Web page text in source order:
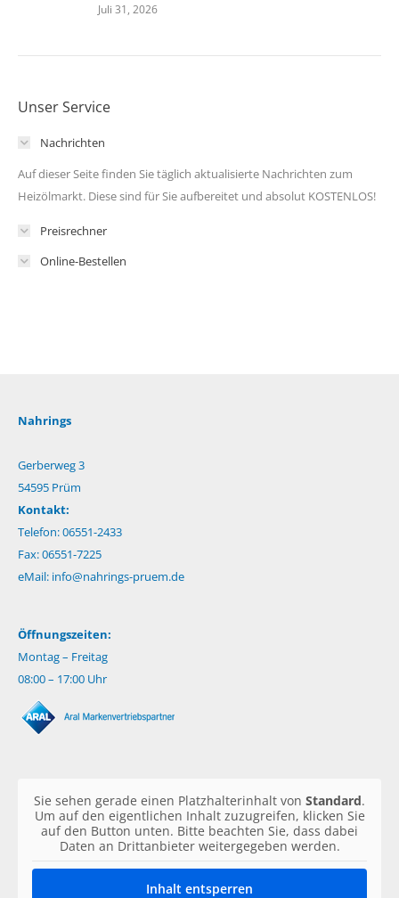
Juli 31, 2026
Unser Service
Nachrichten
Auf dieser Seite finden Sie täglich aktualisierte Nachrichten zum
Heizölmarkt. Diese sind für Sie aufbereitet und absolut KOSTENLOS!
Preisrechner
Online-Bestellen
Nahrings
Gerberweg 3
54595 Prüm
Kontakt:
Telefon: 06551-2433
Fax: 06551-7225
eMail: info@nahrings-pruem.de
Öffnungszeiten:
Montag – Freitag
08:00 – 17:00 Uhr
Sie sehen gerade einen Platzhalterinhalt von Standard.
Um auf den eigentlichen Inhalt zuzugreifen, klicken Sie
auf den Button unten. Bitte beachten Sie, dass dabei
Daten an Drittanbieter weitergegeben werden.
Inhalt entsperren